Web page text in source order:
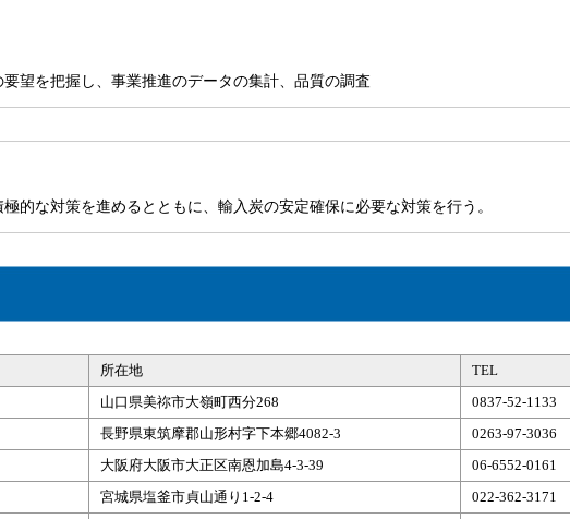
望を把握し、事業推進のデータの集計、品質の調査
的な対策を進めるとともに、輸入炭の安定確保に必要な対策を行う。
所在地
TEL
山口県美祢市大嶺町西分268
0837-52-1133
長野県東筑摩郡山形村字下本郷4082-3
0263-97-3036
大阪府大阪市大正区南恩加島4-3-39
06-6552-0161
宮城県塩釜市貞山通り1-2-4
022-362-3171